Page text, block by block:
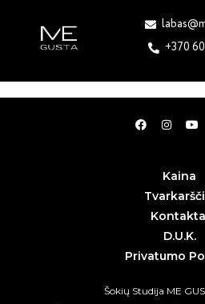
+370
Kaina
D.U.K.
Privatumo
Šokių Studija ME